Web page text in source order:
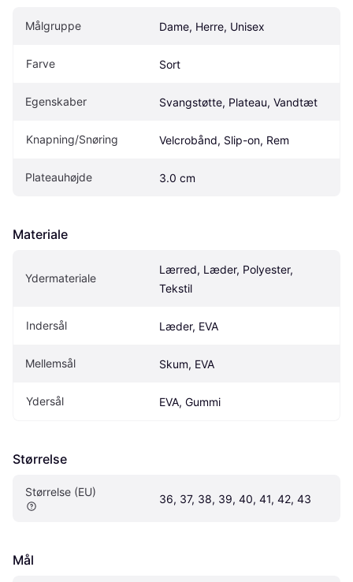
Målgruppe Dame, Herre, Unisex
Farve Sort
Egenskaber Svangstøtte, Plateau, Vandtæt
Knapning/Snøring Velcrobånd, Slip-on, Rem
Plateauhøjde 3.0 cm
Materiale
Ydermateriale
Lærred, Læder, Polyester,
Tekstil
Indersål Læder, EVA
Mellemsål Skum, EVA
Ydersål EVA, Gummi
Størrelse
Størrelse (EU)
36, 37, 38, 39, 40, 41, 42, 43
Mål